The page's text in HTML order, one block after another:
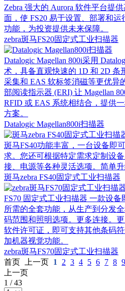
Zebra 强大的 Aurora 软件平台提
面，使 FS20 易于设置、部署和
功能，为投资提供未来保障。
zebra斑马FS20固定式工业扫描器
Datalogic Magellan 800i采用
术，具备直观快速的 1D 和 2D 条
采集和 EAS 软标签消磁等更优异
部阅读指示器 (ERI) 让 Magellan
RFID 或 EAS 系统相结合，提供
方案。
Datalogic Magellan800i扫描器
斑马FS40功能丰富，一台设备即
求。您还可根据特定需求定制设
接、电源等各种灵活选项。简单
斑马zebra FS40固定式工业扫描器
FS70 固定式工业扫描器 一款设
所需的全套功能，从生产到分发
码范围和照明选项。更多连接。
软件许可证，即可支持其他条码
加机器视觉功能。
zebra斑马FS70固定式工业扫描器
首页
上一页 1 2 3 4 5 6 7 8 9
上一页
1 /43